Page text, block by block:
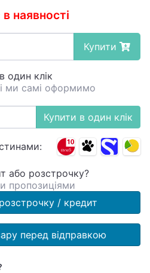
наявності
Купити
один клік
ми самі оформимо
Купити в один клік
або розстрочку?
пропозиціями
/ кредит
перед відправкою